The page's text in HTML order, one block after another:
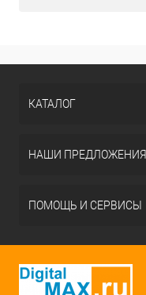
КАТАЛОГ
НАШИ ПРЕДЛОЖЕНИЯ
ПОМОЩЬ И СЕРВИСЫ